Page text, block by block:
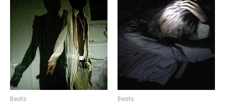
Beats Beats